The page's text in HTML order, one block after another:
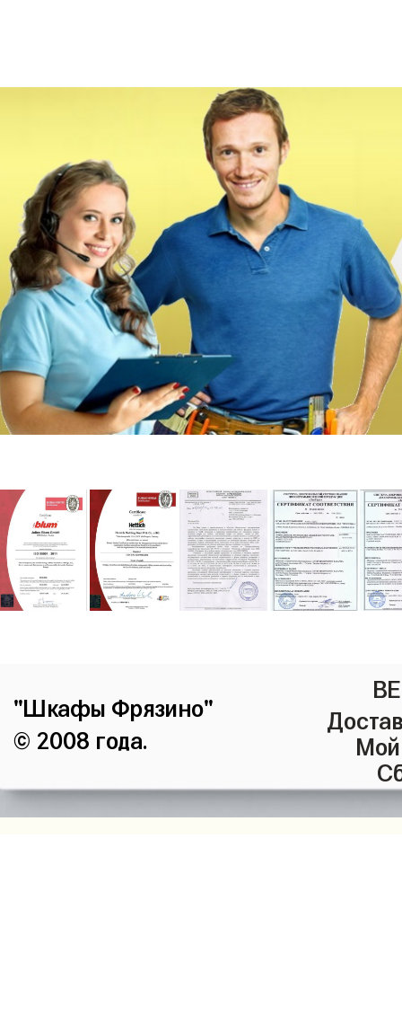
"Шкафы Фрязино"
© 2008 года.